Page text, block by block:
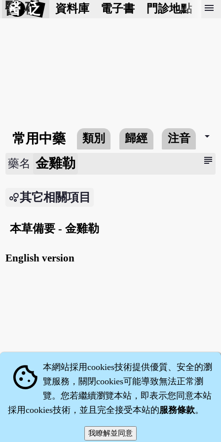
醫 砭 資料庫 電子書 門診地點 預
menu
常用中藥 類別 歸經 注音 arrow_drop_down
subject
藥名 金雞勒
其它相關項目
本草備要 - 金雞勒
English version
‧沈藥子©2008～2026
cookie 本網站採用cookies技術提供優質、安全的瀏
覽服務，關閉cookies可能導致無法正常瀏
覽。您若繼續瀏覽本站，即表示您同意本站
採用cookies技術，並且完全接受本站的服務條款。